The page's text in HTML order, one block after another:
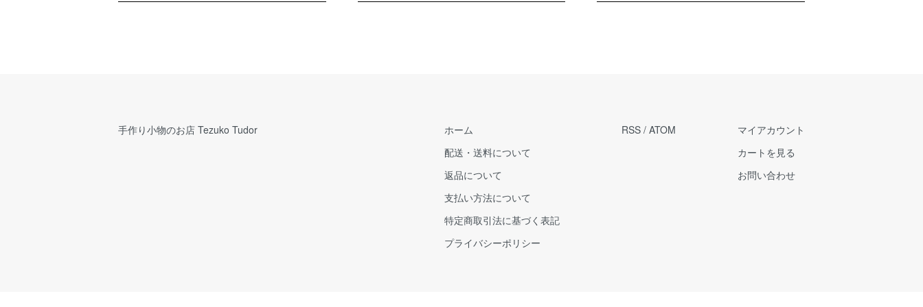
手作り小物のお店 Tezuko Tudor
ホーム
配送・送料について
返品について
支払い方法について
特定商取引法に基づく表記
プライバシーポリシー
RSS / ATOM
マイアカウント
カートを見る
お問い合わせ